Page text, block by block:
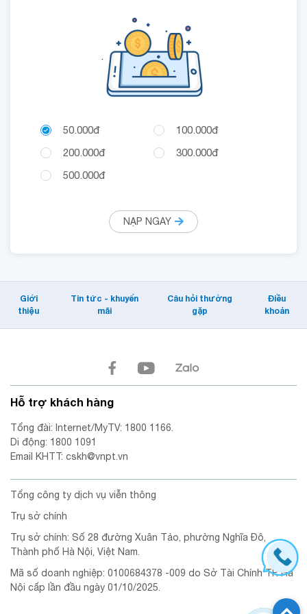
.
50.000đ
100.000đ
200.000đ
300.000đ
500.000đ
NẠP NGAY
Giới
thiệu
Tin tức - khuyến
mãi
Câu hỏi thường
gặp
Điều
khoản
Hỗ trợ khách hàng
Tổng đài: Internet/MyTV: 1800 1166.
Di động: 1800 1091
Email KHTT: cskh@vnpt.vn
Tổng công ty dịch vụ viễn thông
Trụ sở chính
Trụ sở chính: Số 28 đường Xuân Tảo, phường Nghĩa Đô,
Thành phố Hà Nội, Việt Nam.
Mã số doanh nghiệp: 0100684378 -009 do Sở Tài Chính TP. Hà
Nội cấp lần đầu ngày 01/10/2025.